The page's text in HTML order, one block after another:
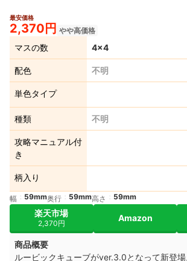
最安価格
2,370円 やや高価格
マスの数 4×4
配色 不明
単色タイプ
種類 不明
攻略マニュアル付
き
柄入り
幅 59mm奥行 59mm高さ 59mm
楽天市場
2,370円
Amazon
商品概要
ルービックキューブがver.3.0となって新登